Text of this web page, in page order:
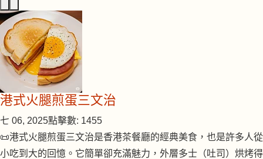
港式火腿煎蛋三文治
七 06, 2025點擊數: 1455
📜港式火腿煎蛋三文治是香港茶餐廳的經典美食，也是許多人從
小吃到大的回憶。它簡單卻充滿魅力，外層多士（吐司）烘烤得